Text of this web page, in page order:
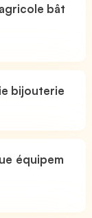
bât
bijouterie
équipem